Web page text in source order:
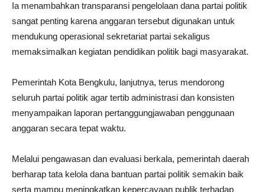
Ia menambahkan transparansi pengelolaan dana partai politik
sangat penting karena anggaran tersebut digunakan untuk
mendukung operasional sekretariat partai sekaligus
memaksimalkan kegiatan pendidikan politik bagi masyarakat.
Pemerintah Kota Bengkulu, lanjutnya, terus mendorong
seluruh partai politik agar tertib administrasi dan konsisten
menyampaikan laporan pertanggungjawaban penggunaan
anggaran secara tepat waktu.
Melalui pengawasan dan evaluasi berkala, pemerintah daerah
berharap tata kelola dana bantuan partai politik semakin baik
serta mampu meningkatkan kepercayaan publik terhadap